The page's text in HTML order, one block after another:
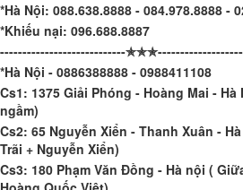
*Hà Nội: 088.638.8888 - 084.978.8888 -
*Khiếu nại: 096.688.8887
----------------------------
*Hà Nội - 0886388888 - 0988411108
Cs1: 1375 Giải Phóng - Hoàng Mai -
ngầm)
Cs2: 65 Nguyễn Xiển - Thanh Xuân -
Trãi + Nguyễn Xiển)
Cs3: 180 Phạm Văn Đồng - Hà nội (